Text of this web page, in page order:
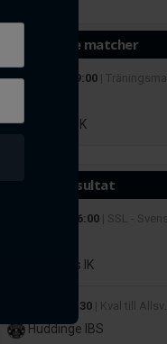
Kommande matcher
Fre 14 aug 19:00 | Träningsmatcher
Skälby IBK
Senaste resultat
Lör 14 mar 16:00 | SSL - Svenska Superligan Herrar
Hovslätts IK
Ons 8 apr 19:30 | Kval till Allsvenskan Dam – Playoff 2
Huddinge IBS